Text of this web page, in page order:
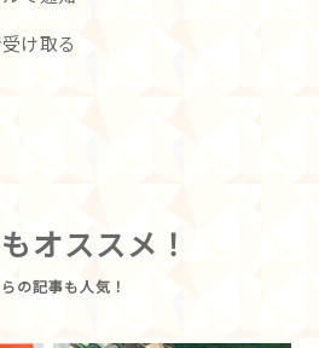
け取る
オススメ！